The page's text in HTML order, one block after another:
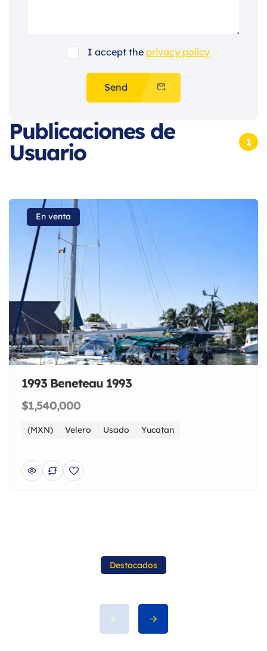
I accept the privacy policy
Send
Publicaciones de
Usuario
1
En venta
1993 Beneteau 1993
$1,540,000
(MXN) Velero Usado Yucatan
Destacados